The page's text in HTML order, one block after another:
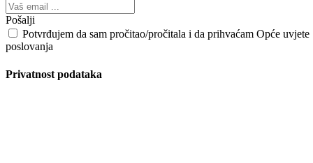
Pošalji
Potvrđujem da sam pročitao/pročitala i da prihvaćam Opće uvjete
poslovanja
Privatnost podataka